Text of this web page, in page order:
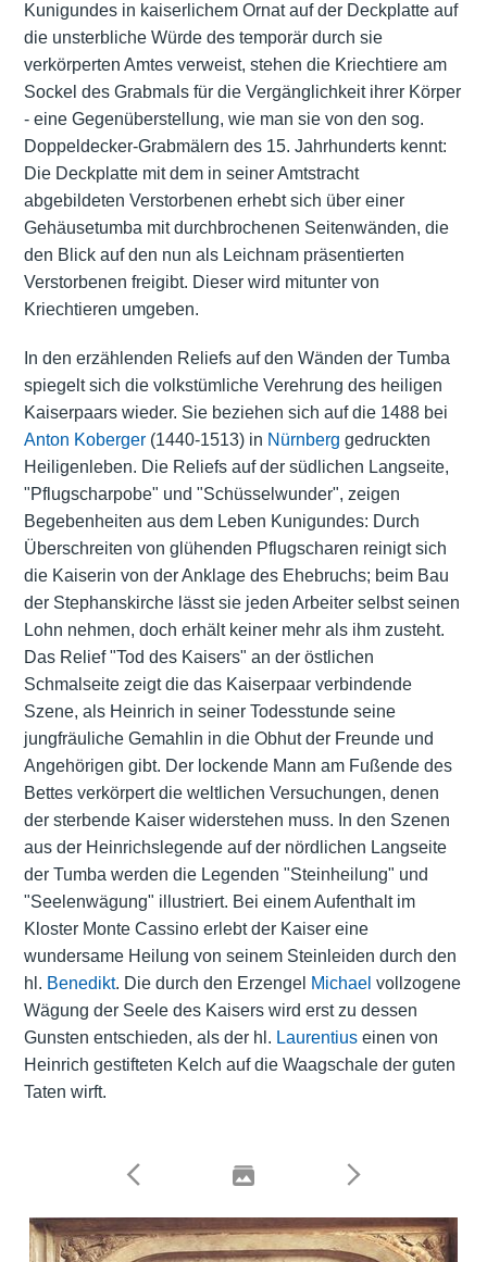
Kunigundes in kaiserlichem Ornat auf der Deckplatte auf
die unsterbliche Würde des temporär durch sie
verkörperten Amtes verweist, stehen die Kriechtiere am
Sockel des Grabmals für die Vergänglichkeit ihrer Körper
- eine Gegenüberstellung, wie man sie von den sog.
Doppeldecker-Grabmälern des 15. Jahrhunderts kennt:
Die Deckplatte mit dem in seiner Amtstracht
abgebildeten Verstorbenen erhebt sich über einer
Gehäusetumba mit durchbrochenen Seitenwänden, die
den Blick auf den nun als Leichnam präsentierten
Verstorbenen freigibt. Dieser wird mitunter von
Kriechtieren umgeben.
In den erzählenden Reliefs auf den Wänden der Tumba
spiegelt sich die volkstümliche Verehrung des heiligen
Kaiserpaars wieder. Sie beziehen sich auf die 1488 bei
Anton Koberger(1440-1513) in Nürnberg gedruckten
Heiligenleben. Die Reliefs auf der südlichen Langseite,
"Pflugscharpobe" und "Schüsselwunder", zeigen
Begebenheiten aus dem Leben Kunigundes: Durch
Überschreiten von glühenden Pflugscharen reinigt sich
die Kaiserin von der Anklage des Ehebruchs; beim Bau
der Stephanskirche lässt sie jeden Arbeiter selbst seinen
Lohn nehmen, doch erhält keiner mehr als ihm zusteht.
Das Relief "Tod des Kaisers" an der östlichen
Schmalseite zeigt die das Kaiserpaar verbindende
Szene, als Heinrich in seiner Todesstunde seine
jungfräuliche Gemahlin in die Obhut der Freunde und
Angehörigen gibt. Der lockende Mann am Fußende des
Bettes verkörpert die weltlichen Versuchungen, denen
der sterbende Kaiser widerstehen muss. In den Szenen
aus der Heinrichslegende auf der nördlichen Langseite
der Tumba werden die Legenden "Steinheilung" und
"Seelenwägung" illustriert. Bei einem Aufenthalt im
Kloster Monte Cassino erlebt der Kaiser eine
wundersame Heilung von seinem Steinleiden durch den
hl. Benedikt. Die durch den Erzengel Michael vollzogene
Wägung der Seele des Kaisers wird erst zu dessen
Gunsten entschieden, als der hl. Laurentiuseinen von
Heinrich gestifteten Kelch auf die Waagschale der guten
Taten wirft.